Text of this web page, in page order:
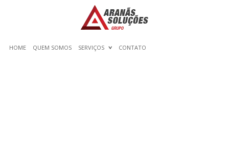
HOME QUEM SOMOS SERVIÇOS CONTATO